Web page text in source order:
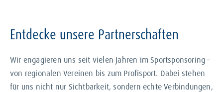
Entdecke unsere Partnerschaften
Wir engagieren uns seit vielen Jahren im Sportsponsoring –
von regionalen Vereinen bis zum Profisport. Dabei stehen
für uns nicht nur Sichtbarkeit, sondern echte Verbindungen,